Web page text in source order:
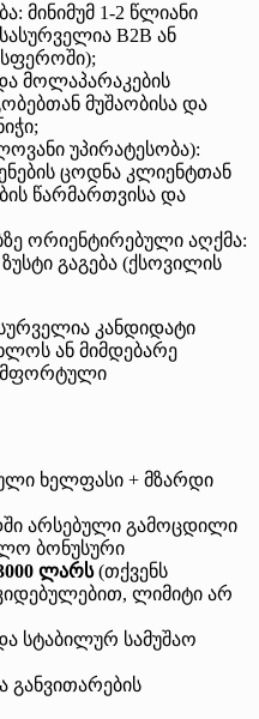
მინიმუმ 1-2 წლიანი
B2B ან
მოლაპარაკების
მუშაობისა და
უპირატესობა):
ცოდნა კლიენტთან
წარმართვისა და
ორიენტირებული აღქმა:
გაგება (ქსოვილის
კანდიდატი
ან მიმდებარე
ხელფასი + მზარდი
არსებული გამოცდილი
ბონუსური
ლარს(თქვენს
ლიმიტი არ
სტაბილურ სამუშაო